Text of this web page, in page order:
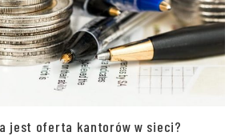
jest oferta kantorów w sieci?